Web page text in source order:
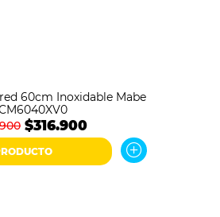
60cm Inoxidable Mabe
$316.900